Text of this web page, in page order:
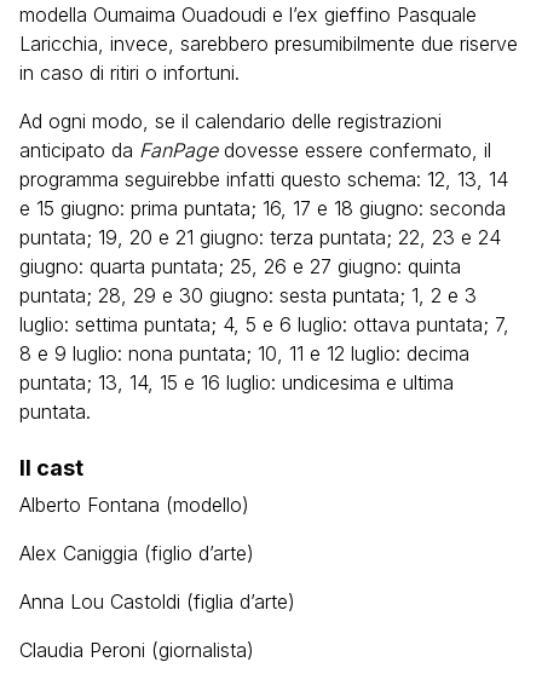
modella Oumaima Ouadoudi e l’ex gieffino Pasquale
Laricchia, invece, sarebbero presumibilmente due riserve
in caso di ritiri o infortuni.
Ad ogni modo, se il calendario delle registrazioni
anticipato da FanPagedovesse essere confermato, il
programma seguirebbe infatti questo schema: 12, 13, 14
e 15 giugno: prima puntata; 16, 17 e 18 giugno: seconda
puntata; 19, 20 e 21 giugno: terza puntata; 22, 23 e 24
giugno: quarta puntata; 25, 26 e 27 giugno: quinta
puntata; 28, 29 e 30 giugno: sesta puntata; 1, 2 e 3
luglio: settima puntata; 4, 5 e 6 luglio: ottava puntata; 7,
8 e 9 luglio: nona puntata; 10, 11 e 12 luglio: decima
puntata; 13, 14, 15 e 16 luglio: undicesima e ultima
puntata.
Il cast
Alberto Fontana (modello)
Alex Caniggia (figlio d’arte)
Anna Lou Castoldi (figlia d’arte)
Claudia Peroni (giornalista)